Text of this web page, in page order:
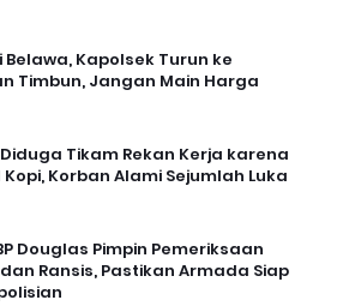
Belawa, Kapolsek Turun ke
Timbun, Jangan Main Harga
Diduga Tikam Rekan Kerja karena
Korban Alami Sejumlah Luka
Douglas Pimpin Pemeriksaan
Ransis, Pastikan Armada Siap